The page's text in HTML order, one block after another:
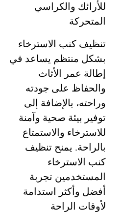
للأرائك والكراسي
المتحركة
تنظيف كنب الاسترخاء
بشكل منتظم يساعد في
إطالة عمر الأثاث
والحفاظ على جودته
وراحته، بالإضافة إلى
توفير بيئة صحية وآمنة
للاسترخاء والاستمتاع
بالراحة. يمنح تنظيف
كنب الاسترخاء
المستخدمين تجربة
أفضل وأكثر استدامة
لأوقات الراحة